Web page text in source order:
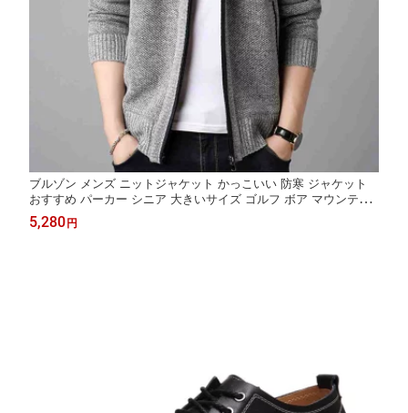
ブルゾン メンズ ニットジャケット かっこいい 防寒 ジャケット
おすすめ パーカー シニア 大きいサイズ ゴルフ ボア マウンテン
秋 中綿 冬 コーデ 作業着 ブランド ビジネス きれいめ ジャンパー
厚手 キルティング ウェア アウター コーデュロイ 春 40代
5,280 円